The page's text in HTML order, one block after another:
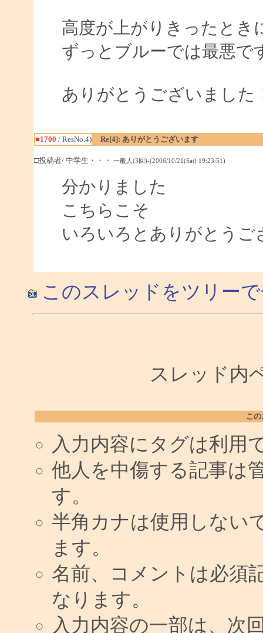
高度が上がりきったとき
ずっとブルーでは最悪で
ありがとうございました
■1700 / ResNo.4) Re[4]: ありがとうございます
□投稿者/ 中学生・・・ 一般人(3回)-(2006/10/21(Sat) 19:23:51)
分かりました
こちらこそ
いろいろとありがとうご
このスレッドをツリー
スレッド内
こ
入力内容にタグは利用
他人を中傷する記事は
す。
半角カナは使用しない
ます。
名前、コメントは必須
なります。
入力内容の一部は、次